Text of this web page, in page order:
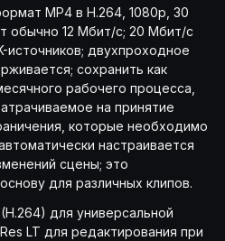
MP4 в H.264, 1080p, 30
обычно 12 Мбит/с; 20 Мбит/с
источников; двухпроходное
сохранить как
рабочего процесса,
на принятие
которые необходимо
настраивается
сцены; это
для различных клипов.
для универсальной
LT для редактирования при